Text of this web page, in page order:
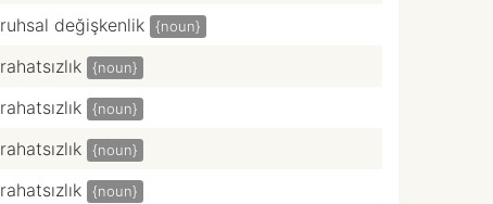
ruhsal değişkenlik {noun}
rahatsızlık {noun}
rahatsızlık {noun}
rahatsızlık {noun}
rahatsızlık {noun}